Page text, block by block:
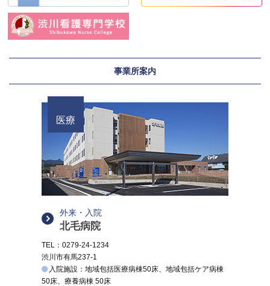
事業所案内
医療
外来・入院
北毛病院
TEL：0279-24-1234
渋川市有馬237-1
入院施設：地域包括医療病棟50床、地域包括ケア病棟
50床、療養病棟 50床